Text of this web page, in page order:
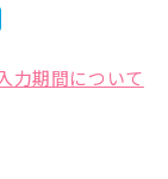
力期間について